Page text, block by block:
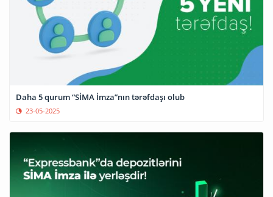
Daha 5 qurum “SİMA İmza”nın tərəfdaşı olub
23-05-2025